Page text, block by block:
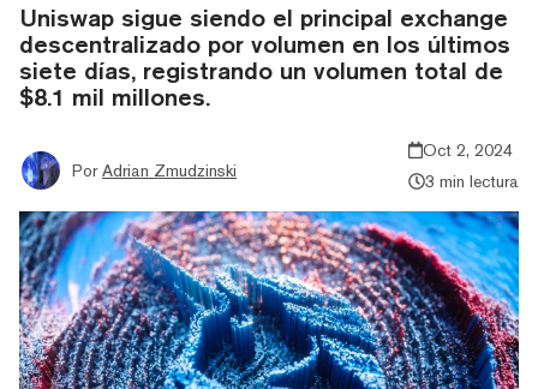
Uniswap sigue siendo el principal exchange
descentralizado por volumen en los últimos
siete días, registrando un volumen total de
$8.1 mil millones.
Por Adrian Zmudzinski
Oct 2, 2024
3 min lectura